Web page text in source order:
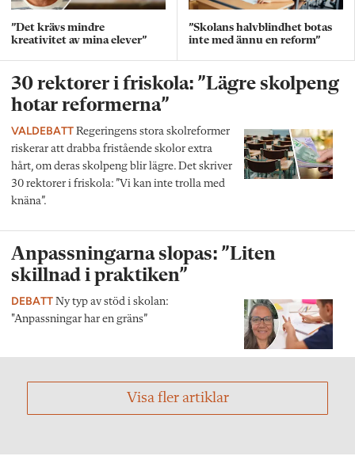
”Det krävs mindre
kreativitet av mina elever”
”Skolans halvblindhet botas
inte med ännu en reform”
30 rektorer i friskola: ”Lägre skolpeng
hotar reformerna”
VALDEBATT Regeringens stora skolreformer
riskerar att drabba fristående skolor extra
hårt, om deras skolpeng blir lägre. Det skriver
30 rektorer i friskola: ”Vi kan inte trolla med
knäna”.
Anpassningarna slopas: ”Liten
skillnad i praktiken”
DEBATT Ny typ av stöd i skolan:
"Anpassningar har en gräns”
Visa fler artiklar